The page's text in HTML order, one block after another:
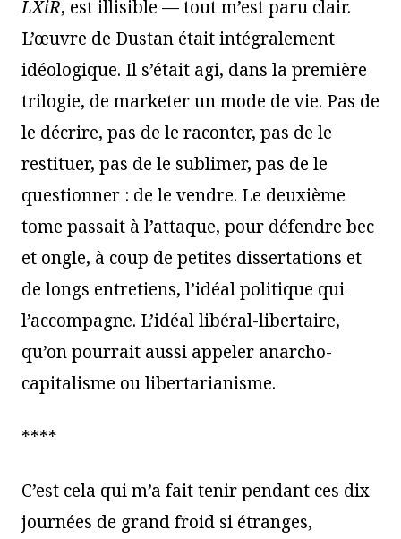
LXiR, est illisible — tout m’est paru clair.
L’œuvre de Dustan était intégralement
idéologique. Il s’était agi, dans la première
trilogie, de marketer un mode de vie. Pas de
le décrire, pas de le raconter, pas de le
restituer, pas de le sublimer, pas de le
questionner : de le vendre. Le deuxième
tome passait à l’attaque, pour défendre bec
et ongle, à coup de petites dissertations et
de longs entretiens, l’idéal politique qui
l’accompagne. L’idéal libéral-libertaire,
qu’on pourrait aussi appeler anarcho-
capitalisme ou libertarianisme.
****
C’est cela qui m’a fait tenir pendant ces dix
journées de grand froid si étranges,